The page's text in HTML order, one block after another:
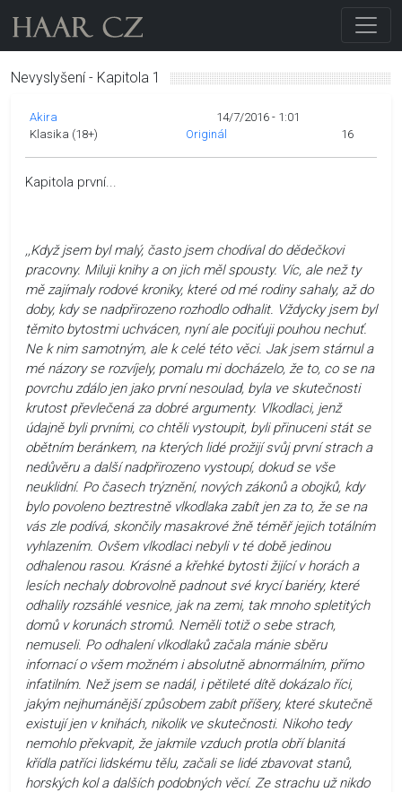
Nevyslyšení - Kapitola 1
Akira
14/7/2016 - 1:01
Klasika (18+)
Originál 16
Kapitola první...
,,Když jsem byl malý, často jsem chodíval do dědečkovi
pracovny. Miluji knihy a on jich měl spousty. Víc, ale než ty
mě zajímaly rodové kroniky, které od mé rodiny sahaly, až do
doby, kdy se nadpřirozeno rozhodlo odhalit. Vždycky jsem byl
těmito bytostmi uchvácen, nyní ale pociťuji pouhou nechuť.
Ne k nim samotným, ale k celé této věci. Jak jsem stárnul a
mé názory se rozvíjely, pomalu mi docházelo, že to, co se na
povrchu zdálo jen jako první nesoulad, byla ve skutečnosti
krutost převlečená za dobré argumenty. Vlkodlaci, jenž
údajně byli prvními, co chtěli vystoupit, byli přinuceni stát se
obětním beránkem, na kterých lidé prožijí svůj první strach a
nedůvěru a další nadpřirozeno vystoupí, dokud se vše
neuklidní. Po časech trýznění, nových zákonů a obojků, kdy
bylo povoleno beztrestně vlkodlaka zabít jen za to, že se na
vás zle podívá, skončily masakrové žně téměř jejich totálním
vyhlazením. Ovšem vlkodlaci nebyli v té době jedinou
odhalenou rasou. Krásné a křehké bytosti žijící v horách a
lesích nechaly dobrovolně padnout své krycí bariéry, které
odhalily rozsáhlé vesnice, jak na zemi, tak mnoho spletitých
domů v korunách stromů. Neměli totiž o sebe strach,
nemuseli. Po odhalení vlkodlaků začala mánie sběru
infornací o všem možném i absolutně abnormálním, přímo
infatilním. Než jsem se nadál, i pětileté dítě dokázalo říci,
jakým nejhumánější způsobem zabít příšery, které skutečně
existují jen v knihách, nikolik ve skutečnosti. Nikoho tedy
nemohlo překvapit, že jakmile vzduch protla obří blanitá
křídla patříci lidskému tělu, začali se lidé zbavovat stanů,
horských kol a dalších podobných věcí. Ze strachu už nikdo